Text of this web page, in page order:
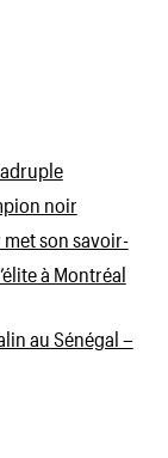
noir
son savoir-
à Montréal
au Sénégal –